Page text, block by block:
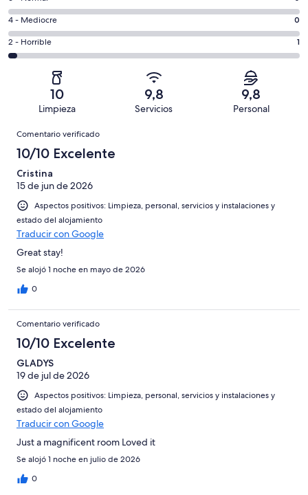
total
de
38
con
puntuación
de
un
total
de
puntuación
comentarios
de
un
total
puntuación
Normal
0
comentarios
de
una
puntuación
Mediocre
4 - Mediocre 0
1
comentarios
38
una
puntuación
de
Horrible
2 - Horrible 1
10
Limpieza
9,8
Servicios
9,8
Personal
Comentarios
Comentario verificado
10/10 Excelente
Cristina
15 de jun de 2026
Aspectos positivos: Limpieza, personal, servicios y instalaciones y
estado del alojamiento
Traducir con Google
Great stay!
Se alojó 1 noche en mayo de 2026
0
Comentario verificado
10/10 Excelente
GLADYS
19 de jul de 2026
Aspectos positivos: Limpieza, personal, servicios y instalaciones y
estado del alojamiento
Traducir con Google
Just a magnificent room Loved it
Se alojó 1 noche en julio de 2026
0